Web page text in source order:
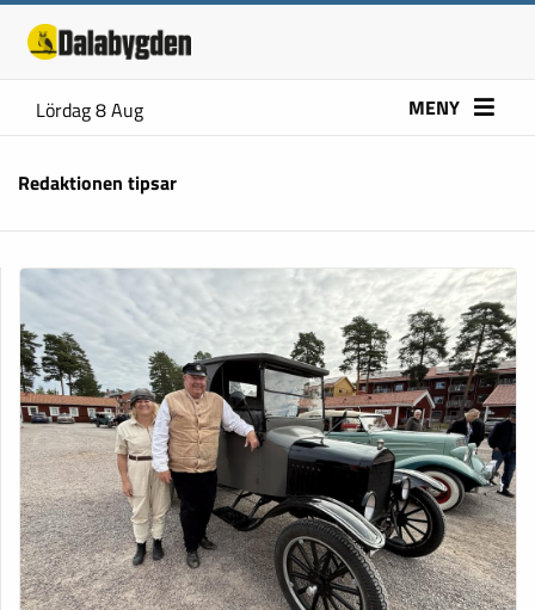
Lördag 8 Aug MENY
Redaktionen tipsar